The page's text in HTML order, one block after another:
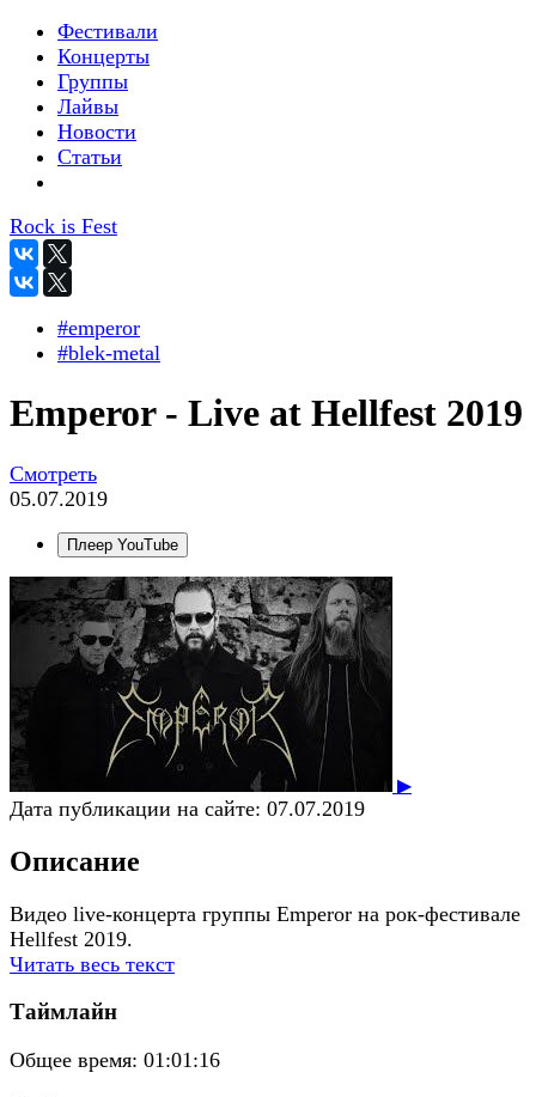
Фестивали
Концерты
Группы
Лайвы
Новости
Статьи
Rock is Fest
#emperor
#blek-metal
Emperor - Live at Hellfest 2019
Смотреть
05.07.2019
Плеер YouTube
▶
Дата публикации на сайте: 07.07.2019
Описание
Видео live-концерта группы Emperor на рок-фестивале
Hellfest 2019.
Читать весь текст
Таймлайн
Общее время: 01:01:16